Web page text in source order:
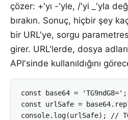
çözer: +'yı -'yle, /'yi _'yla
bırakın. Sonuç, hiçbir şey
bir URL'ye, sorgu
girer. URL'lerde, dosya
API'sinde kullanıldığını
const base64 = 'TG9ndG8=';
const urlSafe =
console.log(urlSafe); //